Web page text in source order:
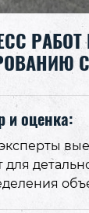
РАБОТ
и оценка:
для